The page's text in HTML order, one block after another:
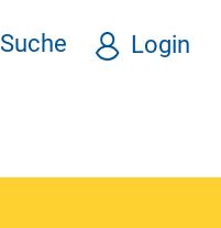
Suche Login